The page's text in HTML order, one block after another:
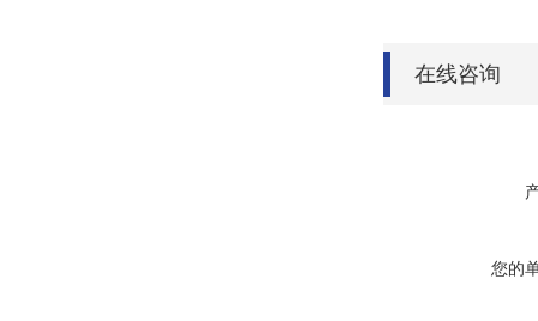
在线咨询
您的